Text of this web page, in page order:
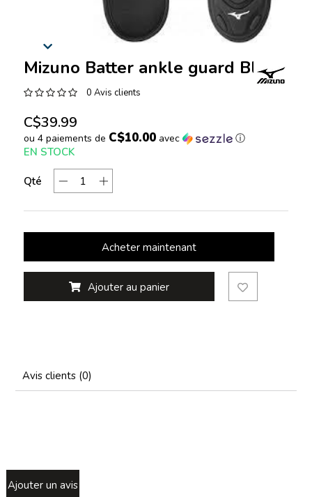
Mizuno Batter ankle guard Black
0 Avis clients
C$39.99
ou 4 paiements de C$10.00avec ⓘ
EN STOCK
Qté
Acheter maintenant
Ajouter au panier
Avis clients (0)
Ajouter un avis